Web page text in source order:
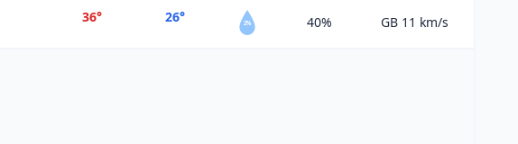
36° 26° 2% 40% GB 11 km/s